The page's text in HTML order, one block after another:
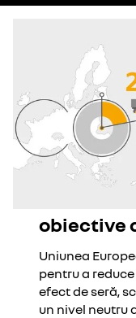
obiective
Uniunea
pentru a
efect de seră,
un nivel neutru